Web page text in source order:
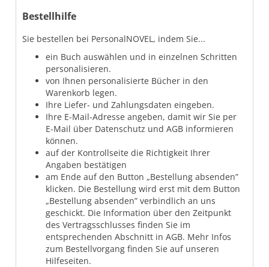
Bestellhilfe
Sie bestellen bei PersonalNOVEL, indem Sie...
ein Buch auswählen und in einzelnen Schritten
personalisieren.
von Ihnen personalisierte Bücher in den
Warenkorb legen.
Ihre Liefer- und Zahlungsdaten eingeben.
Ihre E-Mail-Adresse angeben, damit wir Sie per
E-Mail über Datenschutz und AGB informieren
können.
auf der Kontrollseite die Richtigkeit Ihrer
Angaben bestätigen
am Ende auf den Button „Bestellung absenden”
klicken. Die Bestellung wird erst mit dem Button
„Bestellung absenden” verbindlich an uns
geschickt. Die Information über den Zeitpunkt
des Vertragsschlusses finden Sie im
entsprechenden Abschnitt in AGB. Mehr Infos
zum Bestellvorgang finden Sie auf unseren
Hilfeseiten.